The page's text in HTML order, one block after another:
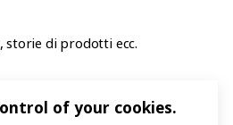
storie di prodotti ecc.
of your cookies.